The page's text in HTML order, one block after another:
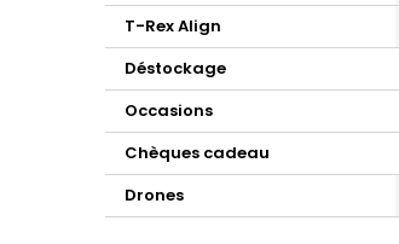
T-Rex Align
Déstockage
Occasions
Chèques cadeau
Drones